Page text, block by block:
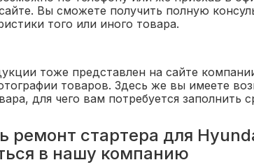
Вы сможете получить полную
того или иного товара.
тоже представлен на сайте
товаров. Здесь же вы имеете
для чего вам потребуется заполнить
ремонт стартера для
в нашу компанию